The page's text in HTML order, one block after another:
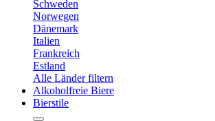
Schweden
Norwegen
Dänemark
Italien
Frankreich
Estland
Alle Länder filtern
Alkoholfreie Biere
Bierstile